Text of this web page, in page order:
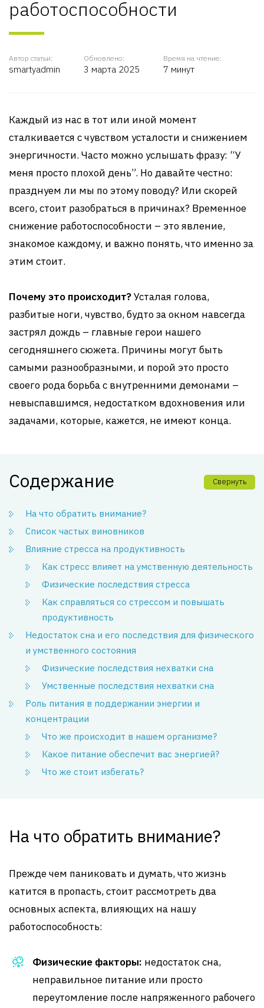
работоспособности
Автор статьи:
smartyadmin
Обновлено:
3 марта 2025
Время на чтение:
7 минут
Каждый из нас в тот или иной момент
сталкивается с чувством усталости и снижением
энергичности. Часто можно услышать фразу: “У
меня просто плохой день”. Но давайте честно:
празднуем ли мы по этому поводу? Или скорей
всего, стоит разобраться в причинах? Временное
снижение работоспособности – это явление,
знакомое каждому, и важно понять, что именно за
этим стоит.
Почему это происходит?Усталая голова,
разбитые ноги, чувство, будто за окном навсегда
застрял дождь – главные герои нашего
сегодняшнего сюжета. Причины могут быть
самыми разнообразными, и порой это просто
своего рода борьба с внутренними демонами –
невыспавшимся, недостатком вдохновения или
задачами, которые, кажется, не имеют конца.
Содержание Свернуть
На что обратить внимание?
Список частых виновников
Влияние стресса на продуктивность
Как стресс влияет на умственную деятельность
Физические последствия стресса
Как справляться со стрессом и повышать
продуктивность
Недостаток сна и его последствия для физического
и умственного состояния
Физические последствия нехватки сна
Умственные последствия нехватки сна
Роль питания в поддержании энергии и
концентрации
Что же происходит в нашем организме?
Какое питание обеспечит вас энергией?
Что же стоит избегать?
На что обратить внимание?
Прежде чем паниковать и думать, что жизнь
катится в пропасть, стоит рассмотреть два
основных аспекта, влияющих на нашу
работоспособность:
Физические факторы: недостаток сна,
неправильное питание или просто
переутомление после напряженного рабочего